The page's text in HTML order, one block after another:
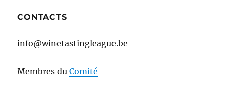
CONTACTS
info@winetastingleague.be
Membres duComité